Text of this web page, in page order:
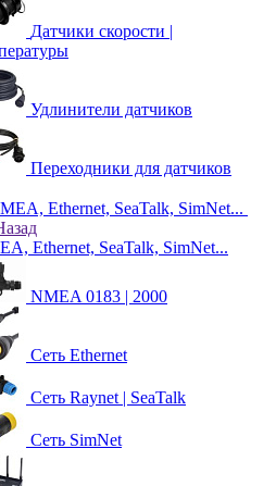
Датчики скорости |
Удлинители датчиков
Переходники для датчиков
Ethernet, SeaTalk, SimNet...
Ethernet, SeaTalk, SimNet...
NMEA 0183 | 2000
Сеть Ethernet
Сеть Raynet | SeaTalk
Сеть SimNet